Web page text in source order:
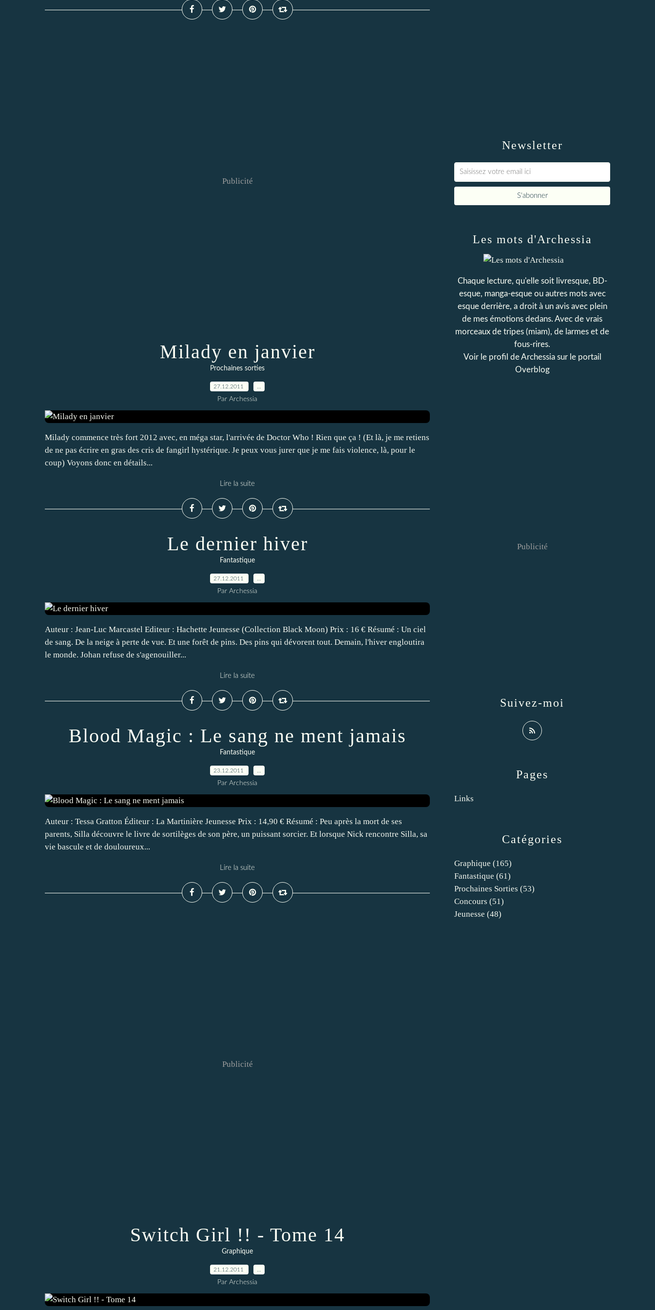
Publicité
Milady en janvier
Prochaines sorties
27.12.2011
Par Archessia
Milady commence très fort 2012 avec, en méga star, l'arrivée de Doctor Who ! Rien que ça ! (Et là, je me retiens
de ne pas écrire en gras des cris de fangirl hystérique. Je peux vous jurer que je me fais violence, là, pour le
coup) Voyons donc en détails...
Lire la suite
Le dernier hiver
Fantastique
27.12.2011
Par Archessia
Auteur : Jean-Luc Marcastel Editeur : Hachette Jeunesse (Collection Black Moon) Prix : 16 € Résumé : Un ciel
de sang. De la neige à perte de vue. Et une forêt de pins. Des pins qui dévorent tout. Demain, l'hiver engloutira
le monde. Johan refuse de s'agenouiller...
Lire la suite
Blood Magic : Le sang ne ment jamais
Fantastique
23.12.2011
Par Archessia
Auteur : Tessa Gratton Éditeur : La Martinière Jeunesse Prix : 14,90 € Résumé : Peu après la mort de ses
parents, Silla découvre le livre de sortilèges de son père, un puissant sorcier. Et lorsque Nick rencontre Silla, sa
vie bascule et de douloureux...
Lire la suite
Publicité
Switch Girl !! - Tome 14
Graphique
21.12.2011
Par Archessia
Newsletter
Catégories
Graphique (165)
Fantastique (61)
Prochaines Sorties (53)
Concours (51)
Jeunesse (48)
Pages
Links
Les mots d'Archessia
Chaque lecture, qu'elle soit livresque, BD-
esque, manga-esque ou autres mots avec
esque derrière, a droit à un avis avec plein
de mes émotions dedans. Avec de vrais
morceaux de tripes (miam), de larmes et de
fous-rires.
Voir le profil deArchessiasur le portail
Overblog
Suivez-moi
Publicité